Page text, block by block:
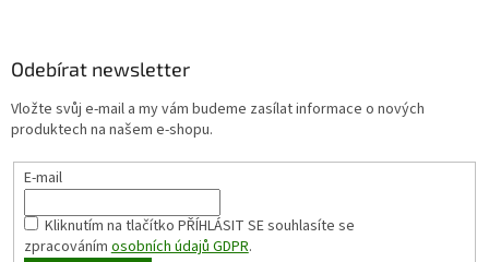
Odebírat newsletter
Vložte svůj e-mail a my vám budeme zasílat informace o nových
produktech na našem e-shopu.
E-mail
Kliknutím na tlačítko PŘÍHLÁSIT SEsouhlasíte se
zpracovánímosobních údajů GDPR.